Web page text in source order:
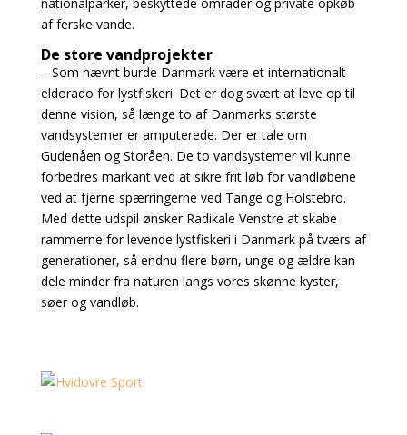
af ferske vande.
De store vandprojekter
– Som nævnt burde Danmark være et internationalt
eldorado for lystfiskeri. Det er dog svært at leve op til
denne vision, så længe to af Danmarks største
vandsystemer er amputerede. Der er tale om
Gudenåen og Storåen. De to vandsystemer vil kunne
forbedres markant ved at sikre frit løb for vandløbene
ved at fjerne spærringerne ved Tange og Holstebro.
Med dette udspil ønsker Radikale Venstre at skabe
rammerne for levende lystfiskeri i Danmark på tværs af
generationer, så endnu flere børn, unge og ældre kan
dele minder fra naturen langs vores skønne kyster,
søer og vandløb.